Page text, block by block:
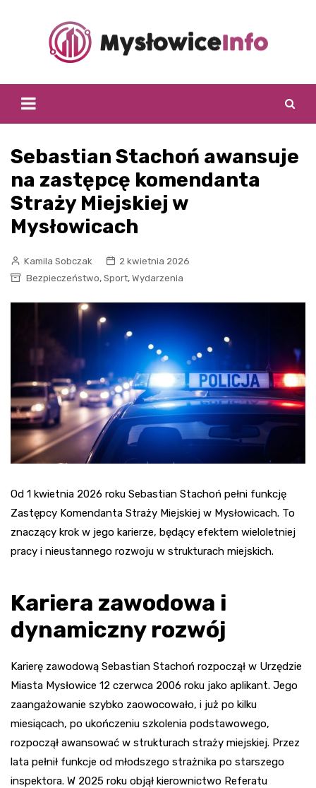
Sebastian Stachoń awansuje
na zastępcę komendanta
Straży Miejskiej w
Mysłowicach
Kamila Sobczak
2 kwietnia 2026
Bezpieczeństwo, Sport, Wydarzenia
Od 1 kwietnia 2026 roku Sebastian Stachoń pełni funkcję
Zastępcy Komendanta Straży Miejskiej w Mysłowicach. To
znaczący krok w jego karierze, będący efektem wieloletniej
pracy i nieustannego rozwoju w strukturach miejskich.
Kariera zawodowa i
dynamiczny rozwój
Karierę zawodową Sebastian Stachoń rozpoczął w Urzędzie
Miasta Mysłowice 12 czerwca 2006 roku jako aplikant. Jego
zaangażowanie szybko zaowocowało, i już po kilku
miesiącach, po ukończeniu szkolenia podstawowego,
rozpoczął awansować w strukturach straży miejskiej. Przez
lata pełnił funkcje od młodszego strażnika po starszego
inspektora. W 2025 roku objął kierownictwo Referatu